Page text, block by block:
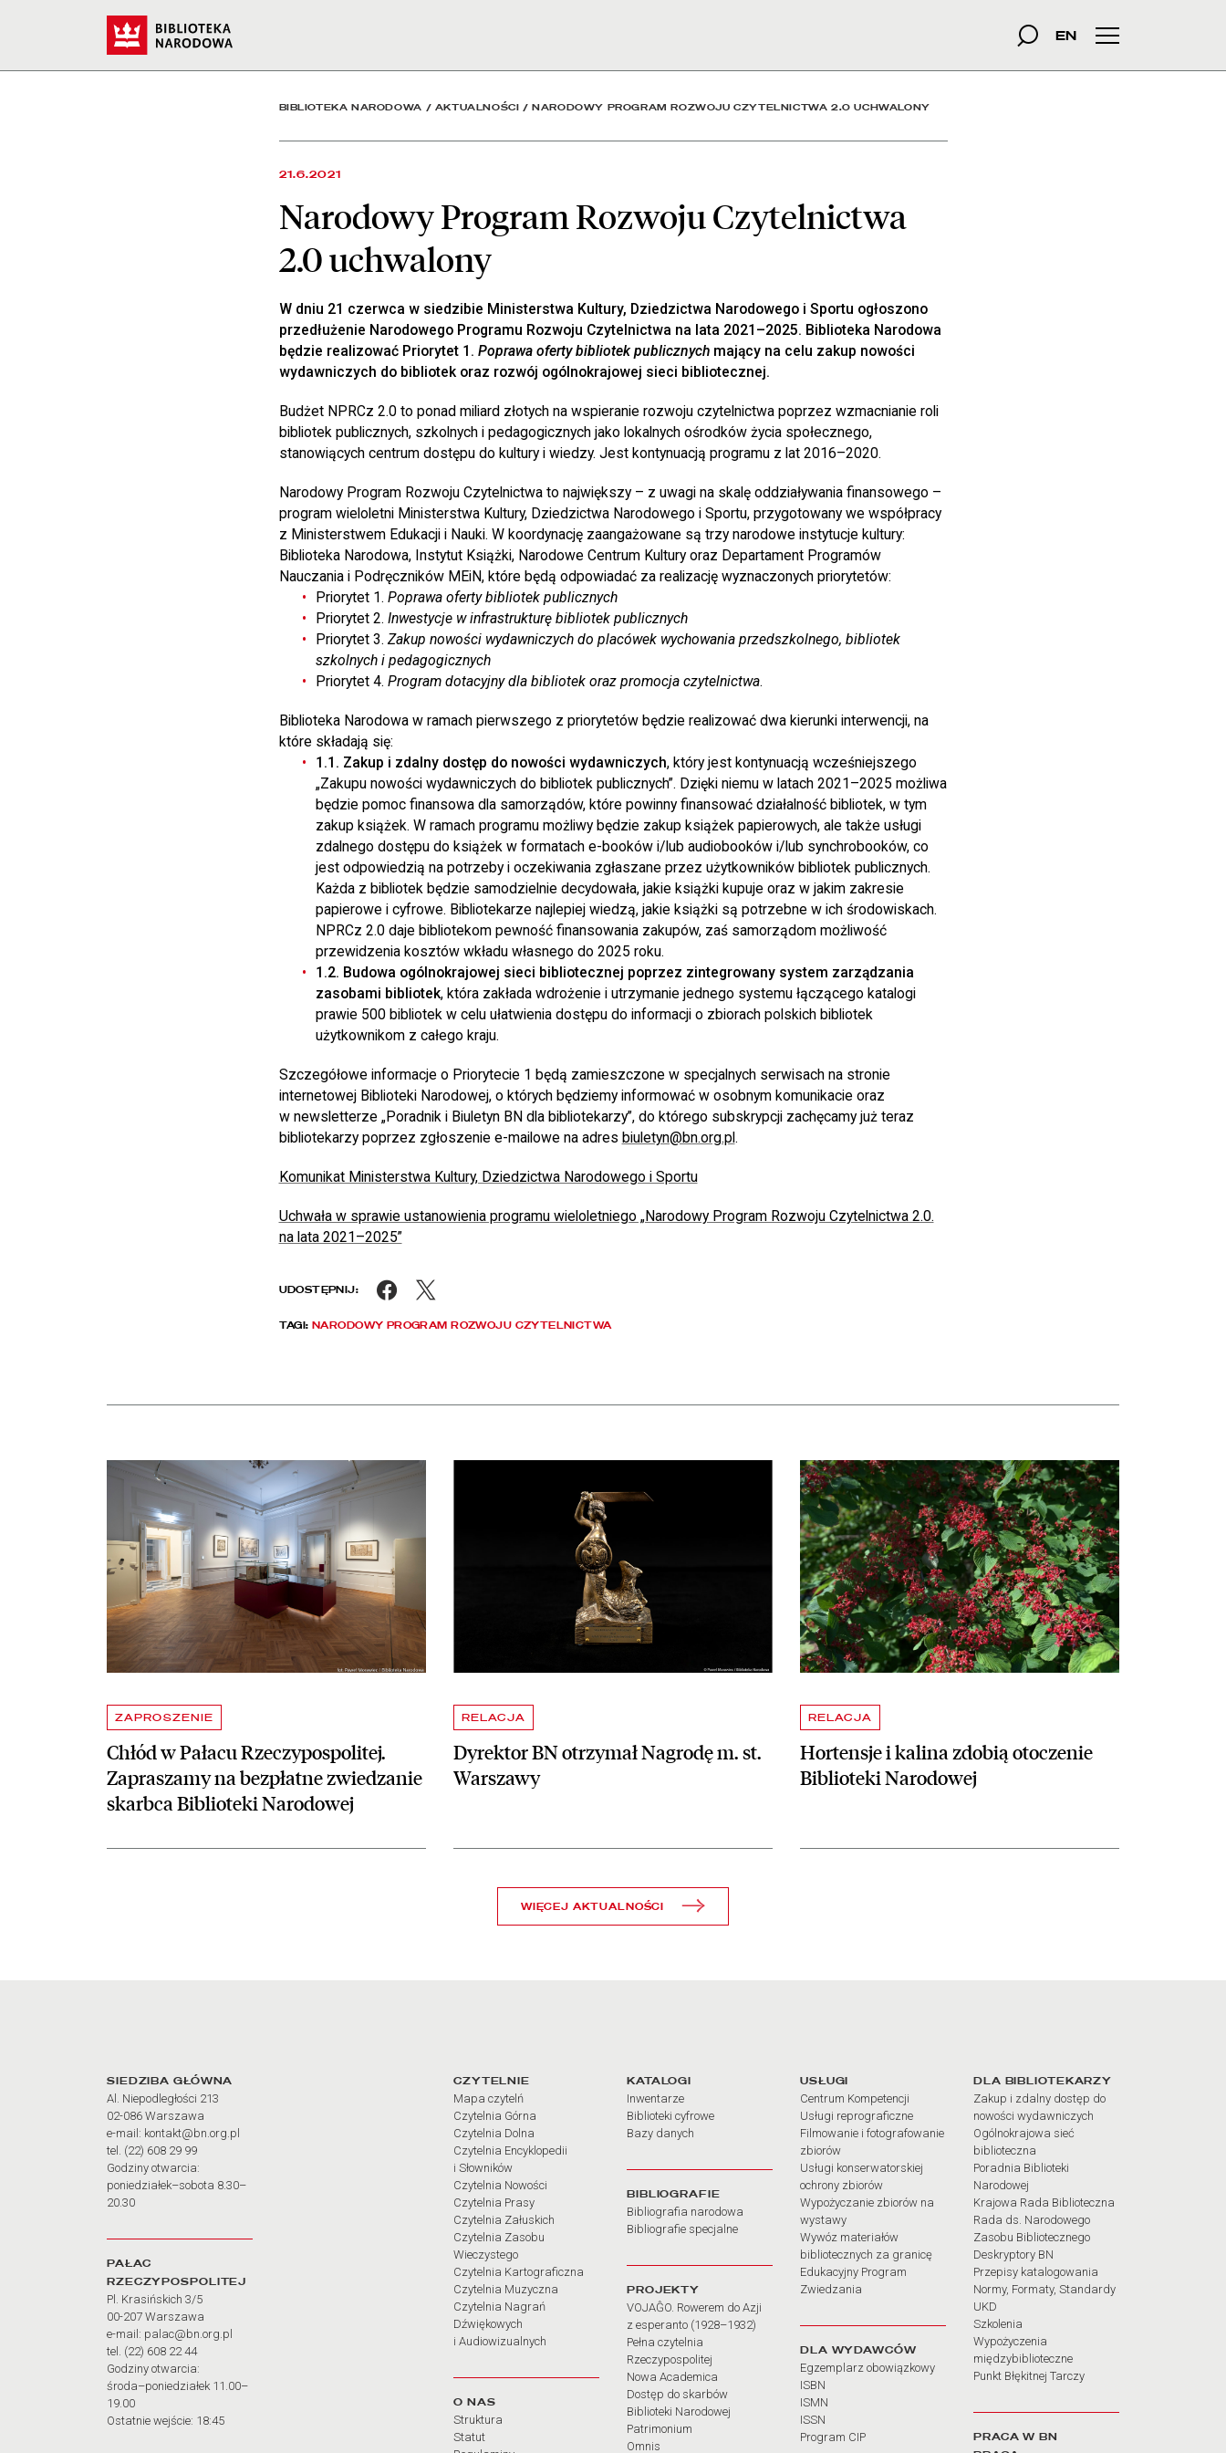
Narodowy Program Rozwoju Czytelnictwa 2.0 uchwalony - Aktualności -
szukana fraza
Szukaj
EN Menu główne
BIBLIOTEKA NARODOWA / AKTUALNOŚCI /NARODOWY PROGRAM ROZWOJU CZYTELNICTWA 2.0 UCHWALONY
21.6.2021
Narodowy Program Rozwoju Czytelnictwa
2.0 uchwalony
W dniu 21 czerwca w siedzibie Ministerstwa Kultury, Dziedzictwa Narodowego i Sportu ogłoszono
przedłużenie Narodowego Programu Rozwoju Czytelnictwa na lata 2021–2025. Biblioteka Narodowa
będzie realizować Priorytet 1. Poprawa oferty bibliotek publicznychmający na celu zakup nowości
wydawniczych do bibliotek oraz rozwój ogólnokrajowej sieci bibliotecznej.
Budżet NPRCz 2.0 to ponad miliard złotych na wspieranie rozwoju czytelnictwa poprzez wzmacnianie roli
bibliotek publicznych, szkolnych i pedagogicznych jako lokalnych ośrodków życia społecznego,
stanowiących centrum dostępu do kultury i wiedzy. Jest kontynuacją programu z lat 2016–2020.
Narodowy Program Rozwoju Czytelnictwa to największy – z uwagi na skalę oddziaływania finansowego –
program wieloletni Ministerstwa Kultury, Dziedzictwa Narodowego i Sportu, przygotowany we współpracy
z Ministerstwem Edukacji i Nauki. W koordynację zaangażowane są trzy narodowe instytucje kultury:
Biblioteka Narodowa, Instytut Książki, Narodowe Centrum Kultury oraz Departament Programów
Nauczania i Podręczników MEiN, które będą odpowiadać za realizację wyznaczonych priorytetów:
Priorytet 1. Poprawa oferty bibliotek publicznych
Priorytet 2. Inwestycje w infrastrukturę bibliotek publicznych
Priorytet 3. Zakup nowości wydawniczych do placówek wychowania przedszkolnego, bibliotek
szkolnych i pedagogicznych
Priorytet 4. Program dotacyjny dla bibliotek oraz promocja czytelnictwa.
Biblioteka Narodowa w ramach pierwszego z priorytetów będzie realizować dwa kierunki interwencji, na
które składają się:
1.1. Zakup i zdalny dostęp do nowości wydawniczych, który jest kontynuacją wcześniejszego
„Zakupu nowości wydawniczych do bibliotek publicznych”. Dzięki niemu w latach 2021–2025 możliwa
będzie pomoc finansowa dla samorządów, które powinny finansować działalność bibliotek, w tym
zakup książek. W ramach programu możliwy będzie zakup książek papierowych, ale także usługi
zdalnego dostępu do książek w formatach e-booków i/lub audiobooków i/lub synchrobooków, co
jest odpowiedzią na potrzeby i oczekiwania zgłaszane przez użytkowników bibliotek publicznych.
Każda z bibliotek będzie samodzielnie decydowała, jakie książki kupuje oraz w jakim zakresie
papierowe i cyfrowe. Bibliotekarze najlepiej wiedzą, jakie książki są potrzebne w ich środowiskach.
NPRCz 2.0 daje bibliotekom pewność finansowania zakupów, zaś samorządom możliwość
przewidzenia kosztów wkładu własnego do 2025 roku.
1.2. Budowa ogólnokrajowej sieci bibliotecznej poprzez zintegrowany system zarządzania
zasobami bibliotek, która zakłada wdrożenie i utrzymanie jednego systemu łączącego katalogi
prawie 500 bibliotek w celu ułatwienia dostępu do informacji o zbiorach polskich bibliotek
użytkownikom z całego kraju.
Szczegółowe informacje o Priorytecie 1 będą zamieszczone w specjalnych serwisach na stronie
internetowej Biblioteki Narodowej, o których będziemy informować w osobnym komunikacie oraz
w newsletterze „Poradnik i Biuletyn BN dla bibliotekarzy”, do którego subskrypcji zachęcamy już teraz
bibliotekarzy poprzez zgłoszenie e-mailowe na adres biuletyn@bn.org.pl.
Komunikat Ministerstwa Kultury, Dziedzictwa Narodowego i Sportu
Uchwała w sprawie ustanowienia programu wieloletniego „Narodowy Program Rozwoju Czytelnictwa 2.0.
na lata 2021–2025”
UDOSTĘPNIJ: Facebook
TAGI:NARODOWY PROGRAM ROZWOJU CZYTELNICTWA
Aktualności
ZAPROSZENIE
Chłód w Pałacu Rzeczypospolitej.
Zapraszamy na bezpłatne zwiedzanie
skarbca Biblioteki Narodowej
czytaj więcej o Chłód w Pałacu Rzeczypospolitej. Zapraszamy na bezpłatne zwiedzanie skarbca Biblioteki Narodowej
RELACJA
Dyrektor BN otrzymał Nagrodę m. st.
Warszawy
czytaj więcej o Dyrektor BN otrzymał Nagrodę m. st. Warszawy
RELACJA
Hortensje i kalina zdobią otoczenie
Biblioteki Narodowej
czytaj więcej o Hortensje i kalina zdobią otoczenie Biblioteki Narodowej
WIĘCEJ AKTUALNOŚCI
Adres oraz godziny otwarcia
SIEDZIBA GŁÓWNA
Al. Niepodległości 213
02-086 Warszawa
e-mail: kontakt@bn.org.pl
tel. (22) 608 29 99
Godziny otwarcia:
poniedziałek–sobota 8.30–
20.30
PAŁAC
RZECZYPOSPOLITEJ
Pl. Krasińskich 3/5
00-207 Warszawa
e-mail: palac@bn.org.pl
tel. (22) 608 22 44
Godziny otwarcia:
środa–poniedziałek 11.00–
19.00
Ostatnie wejście: 18:45
Linki do najważniejszych działów
CZYTELNIE
Mapa czytelń
Czytelnia Górna
Czytelnia Dolna
Czytelnia Encyklopedii
i Słowników
Czytelnia Nowości
Czytelnia Prasy
Czytelnia Załuskich
Czytelnia Zasobu
Wieczystego
Czytelnia Kartograficzna
Czytelnia Muzyczna
Czytelnia Nagrań
Dźwiękowych
i Audiowizualnych
O NAS
Struktura
Statut
KATALOGI
Inwentarze
Biblioteki cyfrowe
Bazy danych
BIBLIOGRAFIE
Bibliografia narodowa
Bibliografie specjalne
PROJEKTY
VOJAĜO. Rowerem do Azji
z esperanto (1928–1932)
Pełna czytelnia
Rzeczypospolitej
Nowa Academica
Dostęp do skarbów
Biblioteki Narodowej
Patrimonium
Omnis
USŁUGI
Centrum Kompetencji
Usługi reprograficzne
Filmowanie i fotografowanie
zbiorów
Usługi konserwatorskiej
ochrony zbiorów
Wypożyczanie zbiorów na
wystawy
Wywóz materiałów
bibliotecznych za granicę
Edukacyjny Program
Zwiedzania
DLA WYDAWCÓW
Egzemplarz obowiązkowy
ISBN
ISMN
ISSN
Program CIP
DLA BIBLIOTEKARZY
Zakup i zdalny dostęp do
nowości wydawniczych
Ogólnokrajowa sieć
biblioteczna
Poradnia Biblioteki
Narodowej
Krajowa Rada Biblioteczna
Rada ds. Narodowego
Zasobu Bibliotecznego
Deskryptory BN
Przepisy katalogowania
Normy, Formaty, Standardy
UKD
Szkolenia
Wypożyczenia
międzybiblioteczne
Punkt Błękitnej Tarczy
PRACA W BN